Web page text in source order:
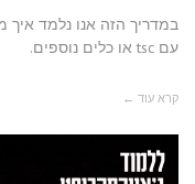
במדריך הזה אנו נלמד איך
עם tsc או כלים נוספים.
קרא עוד ←